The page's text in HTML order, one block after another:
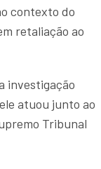
contexto do
retaliação ao
investigação
atuou junto ao
Tribunal